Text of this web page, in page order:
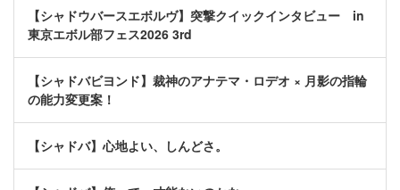
【シャドウバースエボルヴ】突撃クイックインタビュー in
東京エボル部フェス2026 3rd
【シャドバビヨンド】裁神のアナテマ・ロデオ × 月影の指輪
の能力変更案！
【シャドバ】心地よい、しんどさ。